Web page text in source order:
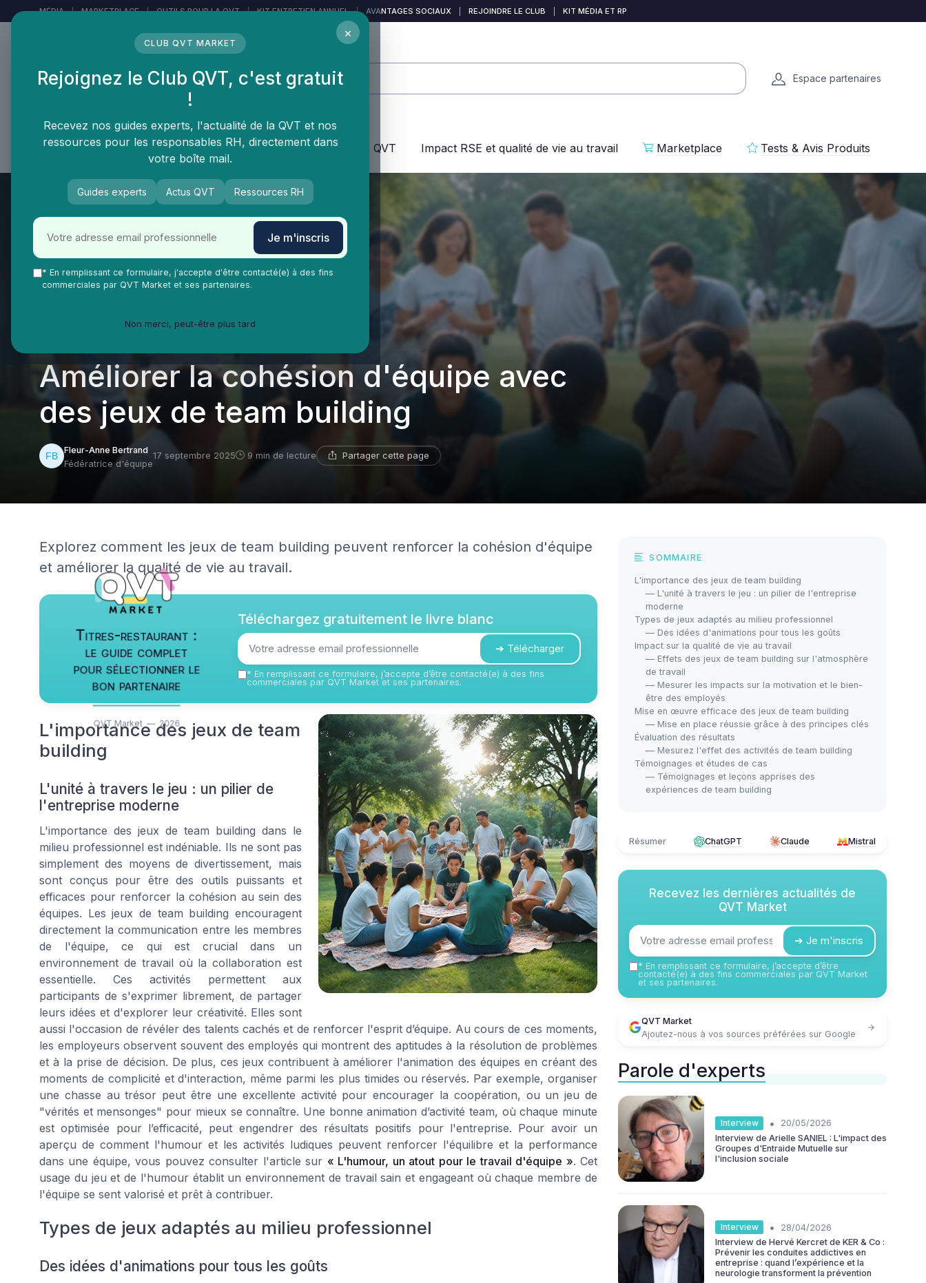
MÉDIA | MARKETPLACE | OUTILS POUR LA QVT | KIT ENTRETIEN ANNUEL | AVANTAGES SOCIAUX REJOINDRE LE CLUB KIT MÉDIA ET RP
LE MÉDIA DES
Espace partenaires
Vie Ma Vie dans la QVT Tendances QVT Enjeux dans la QVT Impact RSE et qualité de vie au travail Marketplace Tests & Avis Produits
Améliorer la cohésion d'équipe avec
des jeux de team building
Fleur-Anne Bertrand
Fédératrice d'équipe
17 septembre 2025 9 min de lecture Partager cette page
Explorez comment les jeux de team building peuvent renforcer la cohésion d'équipe
et améliorer la qualité de vie au travail.
Titres-restaurant :
le guide complet
pour sélectionner le
bon partenaire
QVT Market — 2026
Téléchargez gratuitement le livre blanc
➔ Télécharger
* En remplissant ce formulaire, j’accepte d’être contacté(e) à des fins
commerciales par QVT Market et ses partenaires.
L'importance des jeux de team
building
L'unité à travers le jeu : un pilier de
l'entreprise moderne
L'importance des jeux de team building dans le
milieu professionnel est indéniable. Ils ne sont pas
simplement des moyens de divertissement, mais
sont conçus pour être des outils puissants et
efficaces pour renforcer la cohésion au sein des
équipes. Les jeux de team building encouragent
directement la communication entre les membres
de l'équipe, ce qui est crucial dans un
environnement de travail où la collaboration est
essentielle. Ces activités permettent aux
participants de s'exprimer librement, de partager
leurs idées et d'explorer leur créativité. Elles sont
aussi l'occasion de révéler des talents cachés et de renforcer l'esprit d’équipe. Au cours de ces moments,
les employeurs observent souvent des employés qui montrent des aptitudes à la résolution de problèmes
et à la prise de décision. De plus, ces jeux contribuent à améliorer l'animation des équipes en créant des
moments de complicité et d'interaction, même parmi les plus timides ou réservés. Par exemple, organiser
une chasse au trésor peut être une excellente activité pour encourager la coopération, ou un jeu de
"vérités et mensonges" pour mieux se connaître. Une bonne animation d’activité team, où chaque minute
est optimisée pour l’efficacité, peut engendrer des résultats positifs pour l'entreprise. Pour avoir un
aperçu de comment l'humour et les activités ludiques peuvent renforcer l'équilibre et la performance
dans une équipe, vous pouvez consulter l'article sur « L'humour, un atout pour le travail d'équipe ». Cet
usage du jeu et de l'humour établit un environnement de travail sain et engageant où chaque membre de
l'équipe se sent valorisé et prêt à contribuer.
Types de jeux adaptés au milieu professionnel
Des idées d'animations pour tous les goûts
SOMMAIRE
L'importance des jeux de team building
— L'unité à travers le jeu : un pilier de l'entreprise
moderne
Types de jeux adaptés au milieu professionnel
— Des idées d'animations pour tous les goûts
Impact sur la qualité de vie au travail
— Effets des jeux de team building sur l'atmosphère
de travail
— Mesurer les impacts sur la motivation et le bien-
être des employés
Mise en œuvre efficace des jeux de team building
— Mise en place réussie grâce à des principes clés
Évaluation des résultats
— Mesurez l'effet des activités de team building
Témoignages et études de cas
— Témoignages et leçons apprises des
expériences de team building
Résumer ChatGPT Claude Mistral
Recevez les dernières actualités de
QVT Market
➔ Je m'inscris
* En remplissant ce formulaire, j’accepte d’être
contacté(e) à des fins commerciales par QVT Market
et ses partenaires.
QVT Market
Ajoutez-nous à vos sources préférées sur Google
Parole d'experts
Interview •
20/05/2026
Interview de Arielle SANIEL : L'impact des
Groupes d'Entraide Mutuelle sur
l'inclusion sociale
Interview •
28/04/2026
Interview de Hervé Kercret de KER & Co :
Prévenir les conduites addictives en
entreprise : quand l’expérience et la
neurologie transforment la prévention
×
CLUB QVT MARKET
Rejoignez le Club QVT, c'est gratuit
!
Recevez nos guides experts, l'actualité de la QVT et nos
ressources pour les responsables RH, directement dans
votre boîte mail.
Guides experts Actus QVT Ressources RH
Je m'inscris
* En remplissant ce formulaire, j'accepte d'être contacté(e) à des fins
commerciales par QVT Market et ses partenaires.
Non merci, peut-être plus tard
Panneau de gestion des cookies